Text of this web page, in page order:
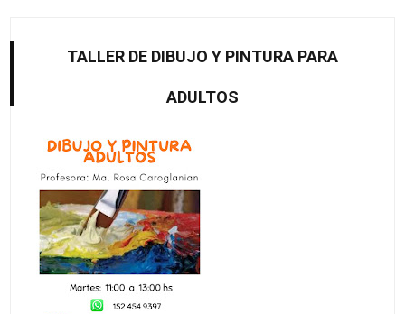
TALLER DE DIBUJO Y PINTURA PARA
ADULTOS